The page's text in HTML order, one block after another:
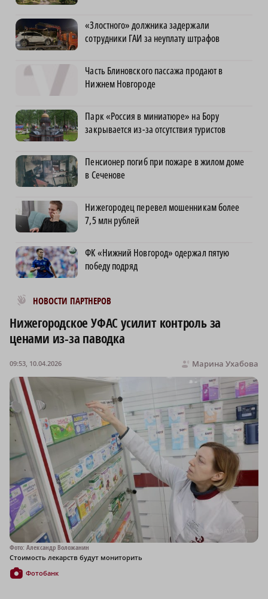
«Злостного» должника задержали
сотрудники ГАИ за неуплату штрафов
Часть Блиновского пассажа продают в
Нижнем Новгороде
Парк «Россия в миниатюре» на Бору
закрывается из-за отсутствия туристов
Пенсионер погиб при пожаре в жилом доме
в Сеченове
Нижегородец перевел мошенникам более
7,5 млн рублей
ФК «Нижний Новгород» одержал пятую
победу подряд
НОВОСТИ ПАРТНЕРОВ
Новости МирТесен
Нижегородское УФАС усилит контроль за
ценами из-за паводка
Марина Ухабова
09:53, 10.04.2026
Фото: Александр Воложанин
Стоимость лекарств будут мониторить
Фотобанк